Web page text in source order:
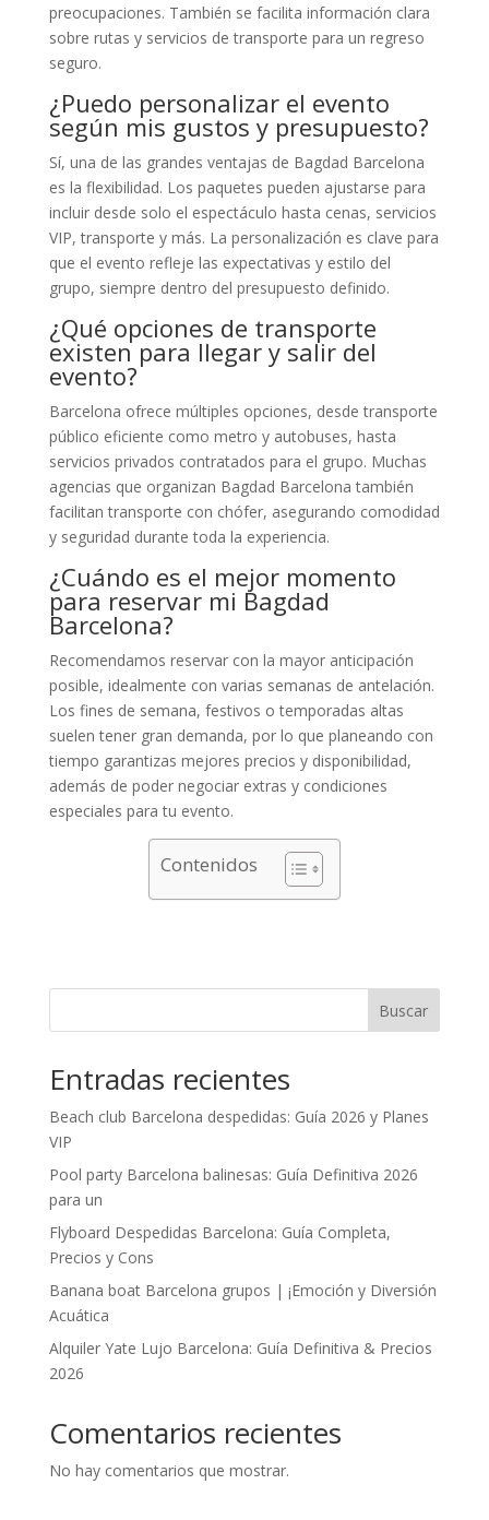
preocupaciones. También se facilita información clara
sobre rutas y servicios de transporte para un regreso
seguro.
¿Puedo personalizar el evento
según mis gustos y presupuesto?
Sí, una de las grandes ventajas de Bagdad Barcelona
es la flexibilidad. Los paquetes pueden ajustarse para
incluir desde solo el espectáculo hasta cenas, servicios
VIP, transporte y más. La personalización es clave para
que el evento refleje las expectativas y estilo del
grupo, siempre dentro del presupuesto definido.
¿Qué opciones de transporte
existen para llegar y salir del
evento?
Barcelona ofrece múltiples opciones, desde transporte
público eficiente como metro y autobuses, hasta
servicios privados contratados para el grupo. Muchas
agencias que organizan Bagdad Barcelona también
facilitan transporte con chófer, asegurando comodidad
y seguridad durante toda la experiencia.
¿Cuándo es el mejor momento
para reservar mi Bagdad
Barcelona?
Recomendamos reservar con la mayor anticipación
posible, idealmente con varias semanas de antelación.
Los fines de semana, festivos o temporadas altas
suelen tener gran demanda, por lo que planeando con
tiempo garantizas mejores precios y disponibilidad,
además de poder negociar extras y condiciones
especiales para tu evento.
Contenidos
Buscar
Entradas recientes
Beach club Barcelona despedidas: Guía 2026 y Planes
VIP
Pool party Barcelona balinesas: Guía Definitiva 2026
para un
Flyboard Despedidas Barcelona: Guía Completa,
Precios y Cons
Banana boat Barcelona grupos | ¡Emoción y Diversión
Acuática
Alquiler Yate Lujo Barcelona: Guía Definitiva & Precios
2026
Comentarios recientes
No hay comentarios que mostrar.